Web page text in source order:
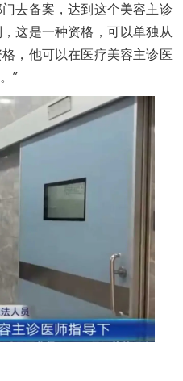
去备案，达到这个美容主诊
这是一种资格，可以单独从
，他可以在医疗美容主诊医
”